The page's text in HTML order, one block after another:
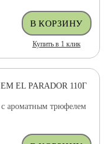
Купить в 1 клик
EL PARADOR 110Г
с ароматным трюфелем